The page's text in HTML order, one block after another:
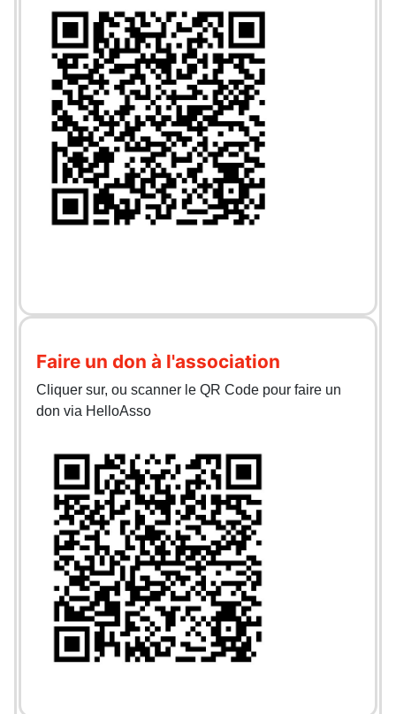
Faire un don à l'association
Cliquer sur, ou scanner le QR Code pour faire un
don via HelloAsso